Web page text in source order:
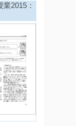
2015：